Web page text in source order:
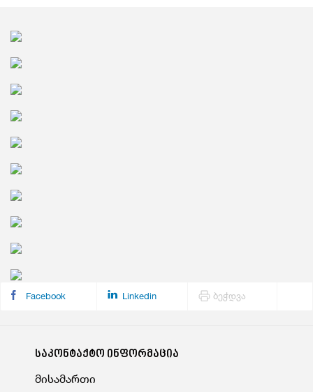
Facebook Linkedin ბეჭდვა
საკონტაქტო ინფორმაცია
მისამართი